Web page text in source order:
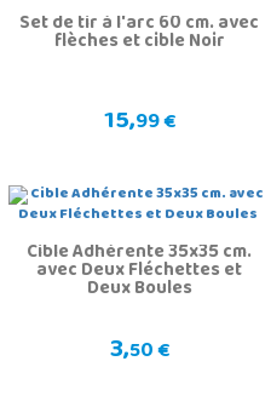
Set de tir à l'arc 60 cm. avec
flèches et cible Noir
15,99 €
Cible Adhérente 35x35 cm.
avec Deux Fléchettes et
Deux Boules
3,50 €